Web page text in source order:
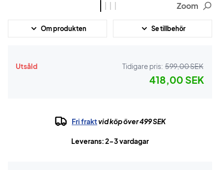
Zoom
Om produkten Se tillbehör
Utsåld Tidigare pris: 599,00 SEK
418,00 SEK
Fri fraktvid köp över 499 SEK
Leverans: 2-3 vardagar